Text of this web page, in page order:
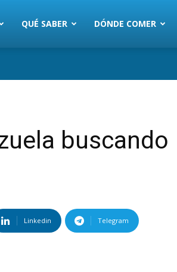
QUÉ SABER DÓNDE COMER
buscando
Linkedin Telegram